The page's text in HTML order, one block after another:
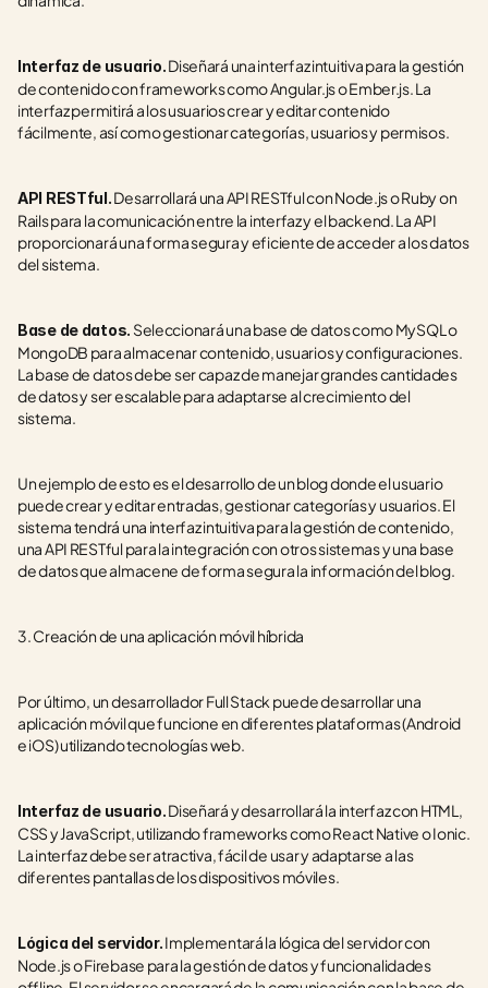
Interfaz de usuario. Diseñará una interfaz intuitiva para la gestión
de contenido con frameworks como Angular.js o Ember.js. La
interfaz permitirá a los usuarios crear y editar contenido
fácilmente, así como gestionar categorías, usuarios y permisos.
API RESTful. Desarrollará una API RESTful con Node.js o Ruby on
Rails para la comunicación entre la interfaz y el backend. La API
proporcionará una forma segura y eficiente de acceder a los datos
del sistema.
Base de datos. Seleccionará una base de datos como MySQL o
MongoDB para almacenar contenido, usuarios y configuraciones.
La base de datos debe ser capaz de manejar grandes cantidades
de datos y ser escalable para adaptarse al crecimiento del
sistema.
Un ejemplo de esto es el desarrollo de un blog donde el usuario
puede crear y editar entradas, gestionar categorías y usuarios. El
sistema tendrá una interfaz intuitiva para la gestión de contenido,
una API RESTful para la integración con otros sistemas y una base
de datos que almacene de forma segura la información del blog.
3. Creación de una aplicación móvil híbrida
Por último, un desarrollador Full Stack puede desarrollar una
aplicación móvil que funcione en diferentes plataformas (Android
e iOS) utilizando tecnologías web.
Interfaz de usuario. Diseñará y desarrollará la interfaz con HTML,
CSS y JavaScript, utilizando frameworks como React Native o Ionic.
La interfaz debe ser atractiva, fácil de usar y adaptarse a las
diferentes pantallas de los dispositivos móviles.
Lógica del servidor. Implementará la lógica del servidor con
Node.js o Firebase para la gestión de datos y funcionalidades